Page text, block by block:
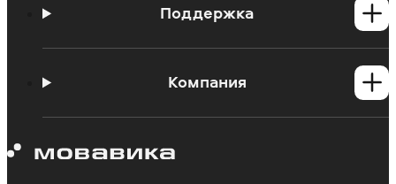
Программы для MacПоддержка
Инструкции
Системные требования программ
Компания
Работа в Мовавике